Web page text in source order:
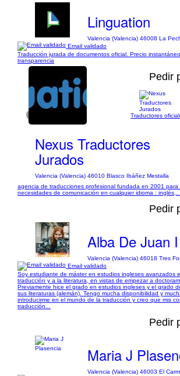
Linguation
Valencia (Valencia) 46008 La
Email validado
Traducción jurada de documentos oficial. Precio
transparencia
Pedir
Nexus Traductores
Jurados
Valencia (Valencia) 46010 Blasco Ibáñez Mestalla
Traductores
agencia de traducciones profesional fundada en 2001 para
necesidades de comunicación en cualquier idioma : inglés,...
Pedir
Alba De Juan
Valencia (Valencia) 46018 Tres
Email validado
Soy estudiante de máster en estudios ingleses avanzados
traducción y a la literatura, en vistas de empezar a
Previamente hice el grado en estudios ingleses y el grado
sus literaturas (alemán). Tengo mucha disponibilidad y
introducirme en el mundo de la traducción y creo que mis
traducción...
Pedir
Maria J
Valencia (Valencia) 46003 El